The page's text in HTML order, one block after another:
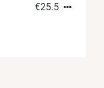
€25.5